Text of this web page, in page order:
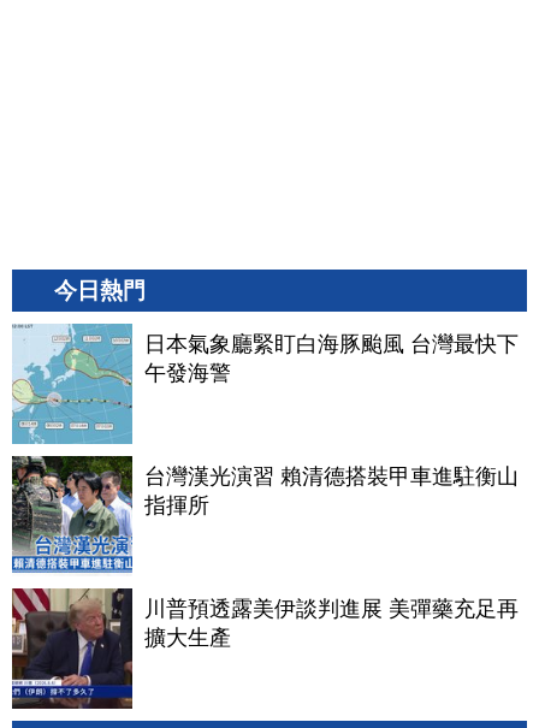
今日熱門
日本氣象廳緊盯白海豚颱風 台灣最快下
午發海警
台灣漢光演習 賴清德搭裝甲車進駐衡山
指揮所
川普預透露美伊談判進展 美彈藥充足再
擴大生產